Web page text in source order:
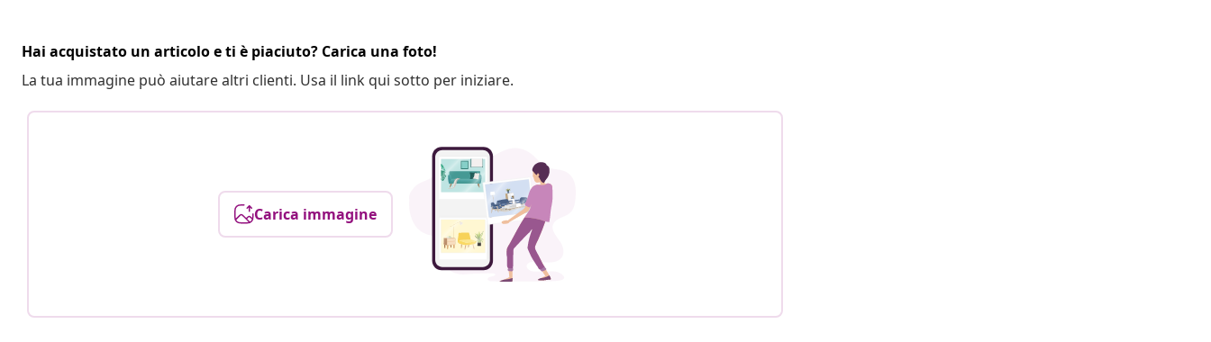
Hai acquistato un articolo e ti è piaciuto? Carica una foto!
La tua immagine può aiutare altri clienti. Usa il link qui sotto per iniziare.
Carica immagine